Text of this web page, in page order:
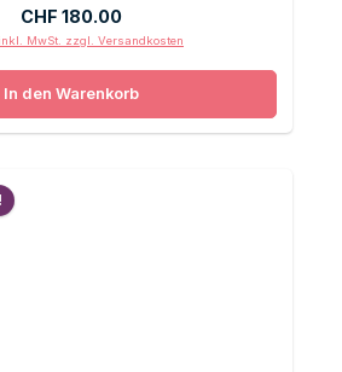
Regulärer Preis:
CHF 180.00
MwSt. zzgl. Versandkosten
In den Warenkorb